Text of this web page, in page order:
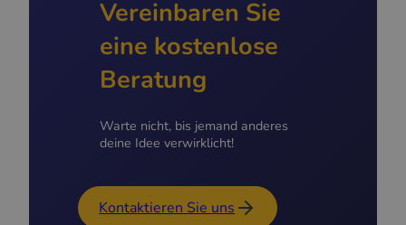
Vereinbaren Sie
eine kostenlose
Beratung
Warte nicht, bis jemand anderes
deine Idee verwirklicht!
Kontaktieren Sie uns